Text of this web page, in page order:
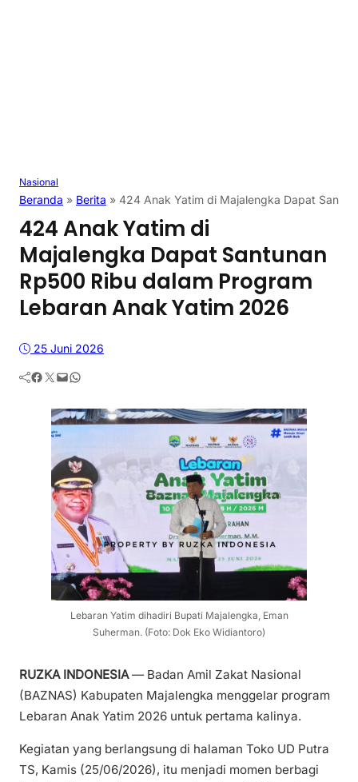
Nasional
Beranda » Berita » 424 Anak Yatim di Majalengka Dapat
424 Anak Yatim di
Majalengka Dapat Santunan
Rp500 Ribu dalam Program
Lebaran Anak Yatim 2026
25 Juni 2026
Facebook Twitter Mail WhatsApp
Lebaran Yatim dihadiri Bupati Majalengka, Eman
Suherman. (Foto: Dok Eko Widiantoro)
RUZKA INDONESIA— Badan Amil Zakat Nasional
(BAZNAS) Kabupaten Majalengka menggelar program
Lebaran Anak Yatim 2026 untuk pertama kalinya.
Kegiatan yang berlangsung di halaman Toko UD Putra
TS, Kamis (25/06/2026), itu menjadi momen berbagi